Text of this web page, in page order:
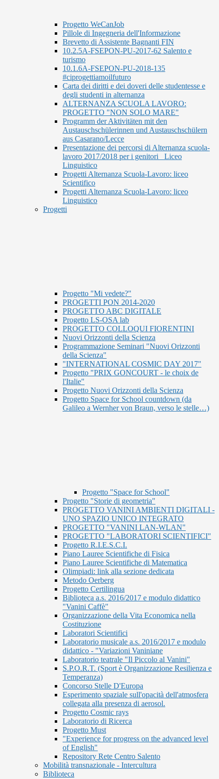
Progetto WeCanJob
Pillole di Ingegneria dell'Informazione
Brevetto di Assistente Bagnanti FIN
10.2.5A-FSEPON-PU-2017-62 Salento e
turismo
10.1.6A-FSEPON-PU-2018-135
#ciprogettiamoilfuturo
Carta dei diritti e dei doveri delle studentesse e
degli studenti in alternanza
ALTERNANZA SCUOLA LAVORO:
PROGETTO "NON SOLO MARE"
Programm der Aktivitäten mit den
Austauschschülerinnen und Austauschschülern
aus Casarano/Lecce
Presentazione dei percorsi di Alternanza scuola-
lavoro 2017/2018 per i genitori_ Liceo
Linguistico
Progetti Alternanza Scuola-Lavoro: liceo
Scientifico
Progetti Alternanza Scuola-Lavoro: liceo
Linguistico
Progetti
Progetto "Mi vedete?"
PROGETTI PON 2014-2020
PROGETTO ABC DIGITALE
Progetto LS-OSA lab
PROGETTO COLLOQUI FIORENTINI
Nuovi Orizzonti della Scienza
Programmazione Seminari "Nuovi Orizzonti
della Scienza"
"INTERNATIONAL COSMIC DAY 2017"
Progetto "PRIX GONCOURT - le choix de
l'Italie"
Progetto Nuovi Orizzonti della Scienza
Progetto Space for School countdown (da
Galileo a Wernher von Braun, verso le stelle…)
Progetto "Space for School"
Progetto "Storie di geometria"
PROGETTO VANINI AMBIENTI DIGITALI -
UNO SPAZIO UNICO INTEGRATO
PROGETTO "VANINI LAN-WLAN"
PROGETTO "LABORATORI SCIENTIFICI"
Progetto R.I.E.S.C.I.
Piano Lauree Scientifiche di Fisica
Piano Lauree Scientifiche di Matematica
Olimpiadi: link alla sezione dedicata
Metodo Oerberg
Progetto Certilingua
Biblioteca a.s. 2016/2017 e modulo didattico
"Vanini Caffè"
Organizzazione della Vita Economica nella
Costituzione
Laboratori Scientifici
Laboratorio musicale a.s. 2016/2017 e modulo
didattico - "Variazioni Vaniniane
Laboratorio teatrale "Il Piccolo al Vanini"
S.P.O.R.T. (Sport è Organizzazione Resilienza e
Temperanza)
Concorso Stelle D'Europa
Esperimento spaziale sull'opacità dell'atmosfera
collegata alla presenza di aerosol.
Progetto Cosmic rays
Laboratorio di Ricerca
Progetto Must
"Experience for progress on the advanced level
of English"
Repository Rete Centro Salento
Mobilità transnazionale - Intercultura
Biblioteca